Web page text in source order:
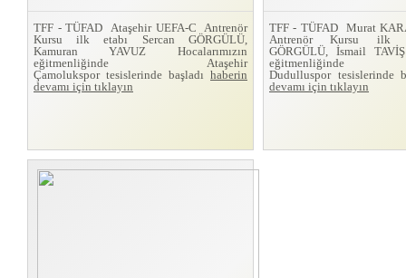
TFF - TÜFAD Ataşehir UEFA-C Antrenör
Kursu ilk etabı Sercan GÖRGÜLÜ,
Kamuran YAVUZ Hocalarımızın
eğitmenliğinde Ataşehir
Çamolukspor tesislerinde başladı haberin
devamı için tıklayın
TFF - TÜFAD Murat
Antrenör Kursu ilk
GÖRGÜLÜ, İsmail TAVİŞ
eğitmenliğinde
Dudulluspor tesislerinde
devamı için tıklayın